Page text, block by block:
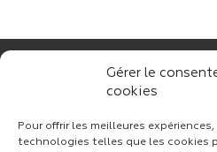
Gérer le
cookies
Pour offrir les meilleures
technologies telles que les cookies